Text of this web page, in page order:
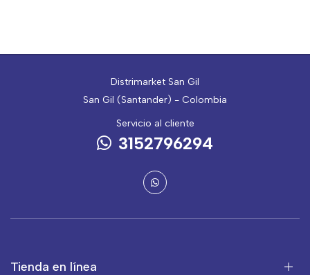
Distrimarket San Gil
San Gil (Santander) - Colombia
Servicio al cliente
3152796294
Tienda en línea